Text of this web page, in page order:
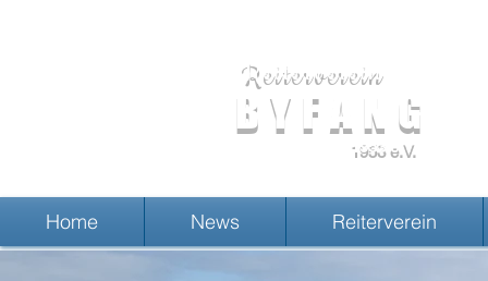
Reiterverein
1953 e.V.
BYFANG
Home News Reiterverein